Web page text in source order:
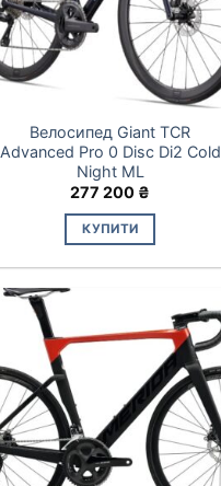
Велосипед Giant TCR
Advanced Pro 0 Disc Di2 Cold
Night ML
277 200 ₴
КУПИТИ